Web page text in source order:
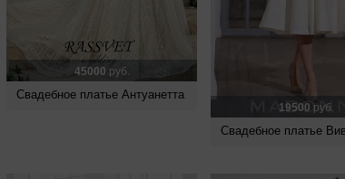
45000 руб.
Свадебное платье Антуанетта
19500 руб.
Свадебное платье